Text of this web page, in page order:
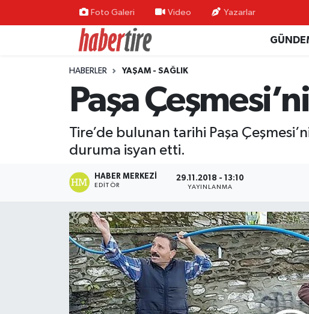
Foto Galeri Video Yazarlar
HABERLER YAŞAM - SAĞLIK
Paşa
Tire’de bulunan tarihi Paşa
duruma isyan etti.
HABER MERKEZI
EDITÖR
29.11.2018 - 13:10
YAYINLANMA
Tire Nöbetçi Eczaneler
Tire Hava Durumu
Tire Trafik Yoğunluk Haritası
Süper Lig Puan Durumu ve Fikstür
Haber Arşivi